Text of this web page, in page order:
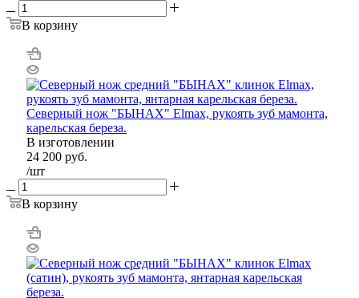
В корзину
Северный нож "БЫHAХ" Elmax, рукоять зуб мамонта,
карельская береза.
В изготовлении
24 200 руб.
/шт
В корзину